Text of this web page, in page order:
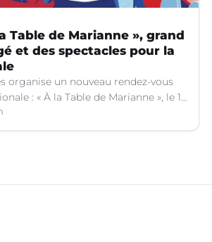
Table de Marianne », grand
et des spectacles pour la
organise un nouveau rendez-vous
: « À la Table de Marianne », le 13